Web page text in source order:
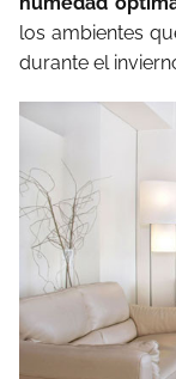
los ambientes
durante el